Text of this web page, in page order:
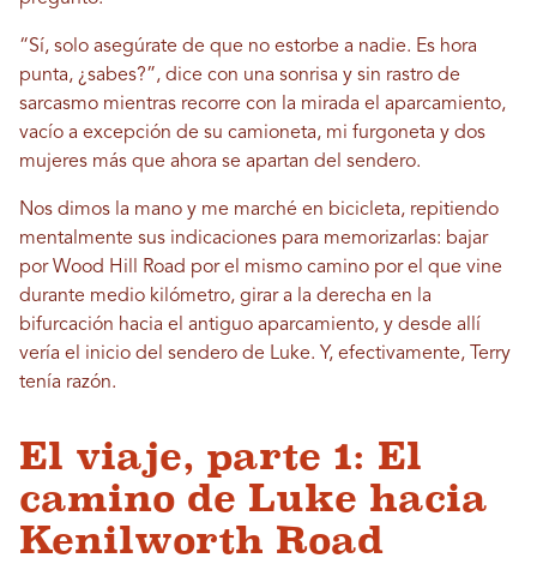
“Sí, solo asegúrate de que no estorbe a nadie. Es hora
punta, ¿sabes?”, dice con una sonrisa y sin rastro de
sarcasmo mientras recorre con la mirada el aparcamiento,
vacío a excepción de su camioneta, mi furgoneta y dos
mujeres más que ahora se apartan del sendero.
Nos dimos la mano y me marché en bicicleta, repitiendo
mentalmente sus indicaciones para memorizarlas: bajar
por Wood Hill Road por el mismo camino por el que vine
durante medio kilómetro, girar a la derecha en la
bifurcación hacia el antiguo aparcamiento, y desde allí
vería el inicio del sendero de Luke. Y, efectivamente, Terry
tenía razón.
El viaje, parte 1: El
camino de Luke hacia
Kenilworth Road